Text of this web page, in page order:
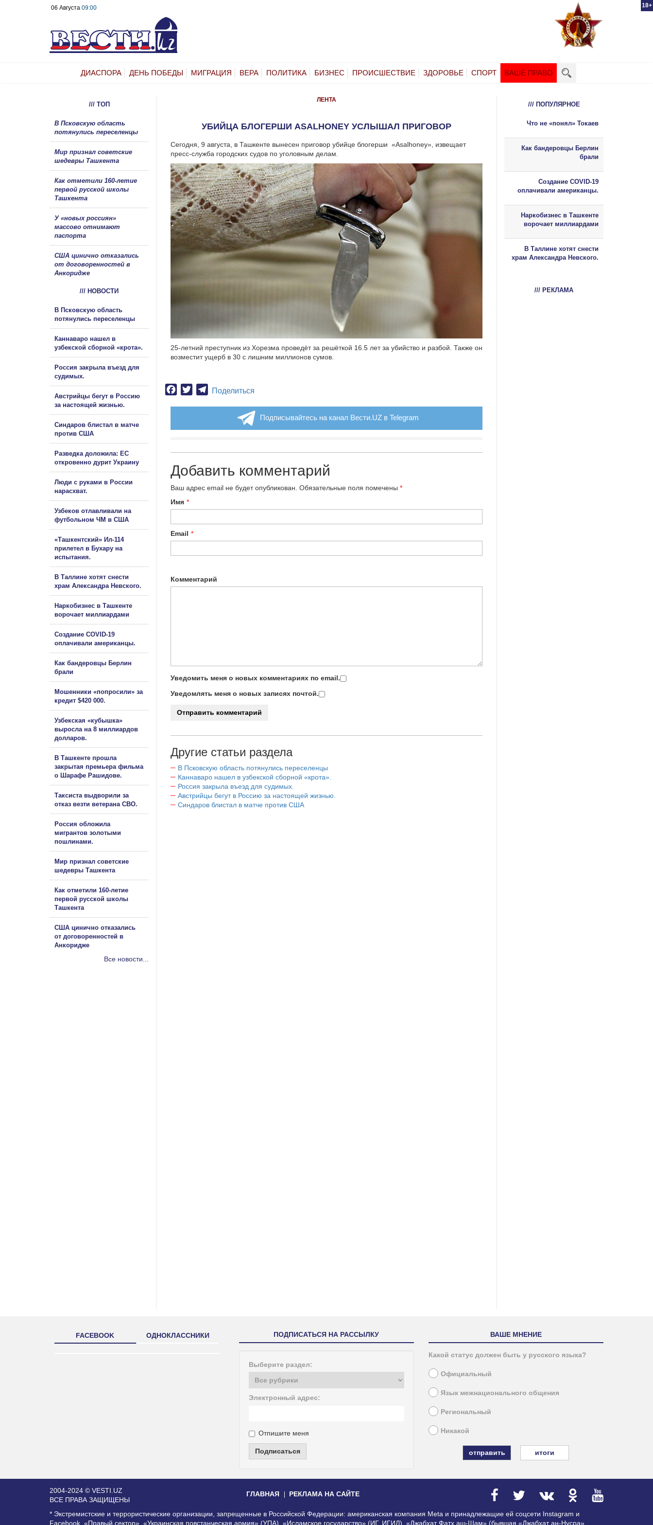
18+
06 Августа 09:00
ДИАСПОРА ДЕНЬ ПОБЕДЫ МИГРАЦИЯ ВЕРА ПОЛИТИКА БИЗНЕС ПРОИСШЕСТВИЕ ЗДОРОВЬЕ СПОРТ ВАШЕ ПРАВО
ЛЕНТА
УБИЙЦА БЛОГЕРШИ ASALHONEY УСЛЫШАЛ ПРИГОВОР
Сегодня, 9 августа, в Ташкенте вынесен приговор убийце блогерши «Asalhoney», извещает
пресс-служба городских судов по уголовным делам.
25-летний преступник из Хорезма проведёт за решёткой 16.5 лет за убийство и разбой. Также он
возместит ущерб в 30 с лишним миллионов сумов.
Facebook
TwitterTelegram
Поделиться
Подписывайтесь на канал Вести.UZ в Telegram
Добавить комментарий
Ваш адрес email не будет опубликован. Обязательные поля помечены *
Имя *
Email *
Комментарий
Уведомить меня о новых комментариях по email.
Уведомлять меня о новых записях почтой.
Другие статьи раздела
В Псковскую область потянулись переселенцы
Каннаваро нашел в узбекской сборной «крота».
Россия закрыла въезд для судимых.
Австрийцы бегут в Россию за настоящей жизнью.
Синдаров блистал в матче против США
/// ТОП
В Псковскую область
потянулись переселенцы
Мир признал советские
шедевры Ташкента
Как отметили 160-летие
первой русской школы
Ташкента
У «новых россиян»
массово отнимают
паспорта
США цинично отказались
от договоренностей в
Анкоридже
/// НОВОСТИ
В Псковскую область
потянулись переселенцы
Каннаваро нашел в
узбекской сборной «крота».
Россия закрыла въезд для
судимых.
Австрийцы бегут в Россию
за настоящей жизнью.
Синдаров блистал в матче
против США
Разведка доложила: ЕС
откровенно дурит Украину
Люди с руками в России
нарасхват.
Узбеков отлавливали на
футбольном ЧМ в США
«Ташкентский» Ил-114
прилетел в Бухару на
испытания.
В Таллине хотят снести
храм Александра Невского.
Наркобизнес в Ташкенте
ворочает миллиардами
Создание COVID-19
оплачивали американцы.
Как бандеровцы Берлин
брали
Мошенники «попросили» за
кредит $420 000.
Узбекская «кубышка»
выросла на 8 миллиардов
долларов.
В Ташкенте прошла
закрытая премьера фильма
о Шарафе Рашидове.
Таксиста выдворили за
отказ везти ветерана СВО.
Россия обложила
мигрантов золотыми
пошлинами.
Мир признал советские
шедевры Ташкента
Как отметили 160-летие
первой русской школы
Ташкента
США цинично отказались
от договоренностей в
Анкоридже
Все новости...
/// ПОПУЛЯРНОЕ
Что не «понял» Токаев
Как бандеровцы Берлин
брали
Создание COVID-19
оплачивали американцы.
Наркобизнес в Ташкенте
ворочает миллиардами
В Таллине хотят снести
храм Александра Невского.
/// РЕКЛАМА
FACEBOOK ОДНОКЛАССНИКИ ПОДПИСАТЬСЯ НА РАССЫЛКУ
Выберите раздел:
Электронный адрес:
Отпишите меня
Подписаться
ВАШЕ МНЕНИЕ
Какой статус должен быть у русского языка?
Официальный
Язык межнационального общения
Региональный
Никакой
итоги
2004-2024 © VESTI.UZ
ВСЕ ПРАВА ЗАЩИЩЕНЫ
ГЛАВНАЯ РЕКЛАМА НА САЙТЕ
* Экстремистские и террористические организации, запрещенные в Российской Федерации: американская компания Meta и принадлежащие ей соцсети Instagram и
Facebook, «Правый сектор», «Украинская повстанческая армия» (УПА), «Исламское государство» (ИГ, ИГИЛ), «Джабхат Фатх аш-Шам» (бывшая «Джабхат ан-Нусра»,